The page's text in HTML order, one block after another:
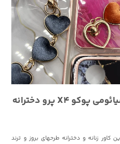
جدیدترین کاور گوشی شیائومی پوکو X4 پرو دخترانه
کاور زنانه و دخترانه طرحهای بروز و ترند